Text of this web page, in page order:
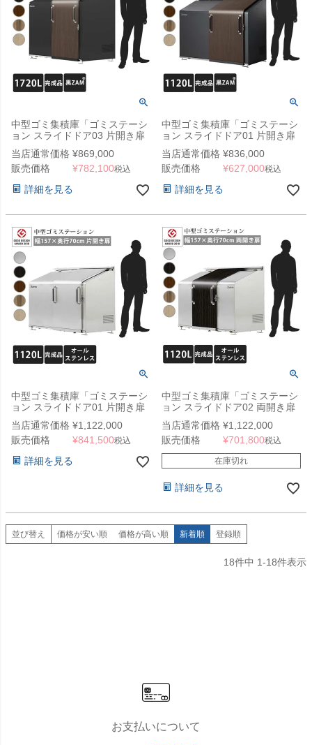
中型ゴミ集積庫「ゴミステーシ
ョン スライドドア03 片開き扉
黒ZAM 1720L」 ※法人宛配送
限定 （SN）
当店通常価格 ¥869,000
販売価格
¥782,100税込
詳細を見る
中型ゴミ集積庫「ゴミステーシ
ョン スライドドア01 片開き扉
黒ZAM 1120L」 ※法人宛配送
限定（SN）
当店通常価格 ¥836,000
販売価格
¥627,000税込
詳細を見る
中型ゴミ集積庫「ゴミステーシ
ョン スライドドア01 片開き扉
オールステンレス 1120L」 ※
法人宛配送限定 （SN）
当店通常価格 ¥1,122,000
販売価格
¥841,500税込
詳細を見る
中型ゴミ集積庫「ゴミステーシ
ョン スライドドア02 両開き扉
ステンレス 1120L」 ※法人宛
配送限定 （SN）
当店通常価格 ¥1,122,000
販売価格
¥701,800税込
在庫切れ
詳細を見る
並び替え 価格が安い順 価格が高い順 新着順 登録順
18件中 1-18件表示
お支払いについて